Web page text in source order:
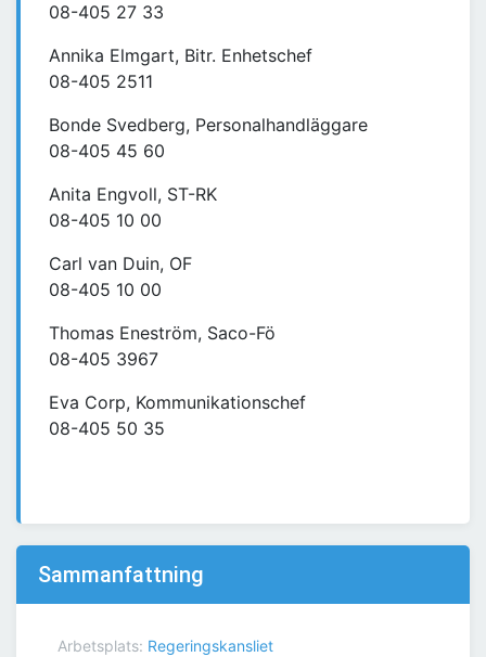
08-405 27 33
Annika Elmgart, Bitr. Enhetschef
08-405 2511
Bonde Svedberg, Personalhandläggare
08-405 45 60
Anita Engvoll, ST-RK
08-405 10 00
Carl van Duin, OF
08-405 10 00
Thomas Eneström, Saco-Fö
08-405 3967
Eva Corp, Kommunikationschef
08-405 50 35
Sammanfattning
Arbetsplats: Regeringskansliet